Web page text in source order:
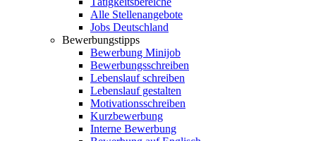
Alle Stellenangebote
Jobs Deutschland
Bewerbungstipps
Bewerbung Minijob
Bewerbungsschreiben
Lebenslauf schreiben
Lebenslauf gestalten
Motivationsschreiben
Kurzbewerbung
Interne Bewerbung